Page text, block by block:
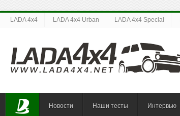
LADA 4x4 LADA 4x4 Urban LADA 4x4 Special
Новости Наши тесты Интервью